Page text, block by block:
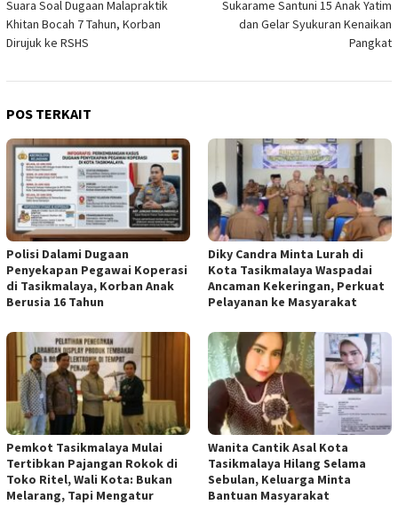
Suara Soal Dugaan Malapraktik
Khitan Bocah 7 Tahun, Korban
Dirujuk ke RSHS
Sukarame Santuni 15 Anak Yatim
dan Gelar Syukuran Kenaikan
Pangkat
POS TERKAIT
Polisi Dalami Dugaan
Penyekapan Pegawai Koperasi
di Tasikmalaya, Korban Anak
Berusia 16 Tahun
Diky Candra Minta Lurah di
Kota Tasikmalaya Waspadai
Ancaman Kekeringan, Perkuat
Pelayanan ke Masyarakat
Pemkot Tasikmalaya Mulai
Tertibkan Pajangan Rokok di
Toko Ritel, Wali Kota: Bukan
Melarang, Tapi Mengatur
Wanita Cantik Asal Kota
Tasikmalaya Hilang Selama
Sebulan, Keluarga Minta
Bantuan Masyarakat